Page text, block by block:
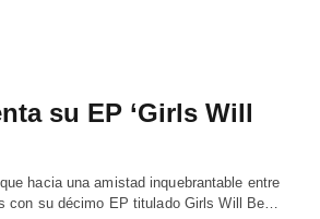
su EP ‘Girls Will
hacia una amistad inquebrantable entre
con su décimo EP titulado Girls Will Be…